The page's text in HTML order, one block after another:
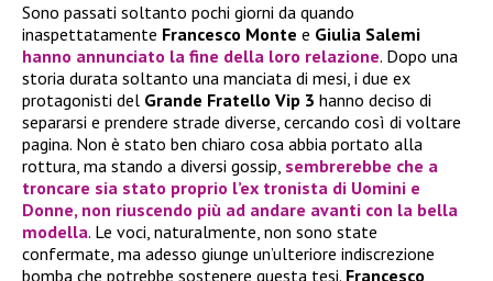
Sono passati soltanto pochi giorni da quando
inaspettatamente Francesco Monte e Giulia Salemi
hanno annunciato la fine della loro relazione. Dopo una
storia durata soltanto una manciata di mesi, i due ex
protagonisti del Grande Fratello Vip 3 hanno deciso di
separarsi e prendere strade diverse, cercando così di voltare
pagina. Non è stato ben chiaro cosa abbia portato alla
rottura, ma stando a diversi gossip, sembrerebbe che a
troncare sia stato proprio l’ex tronista di Uomini e
Donne, non riuscendo più ad andare avanti con la bella
modella. Le voci, naturalmente, non sono state
confermate, ma adesso giunge un’ulteriore indiscrezione
bomba che potrebbe sostenere questa tesi. Francesco,